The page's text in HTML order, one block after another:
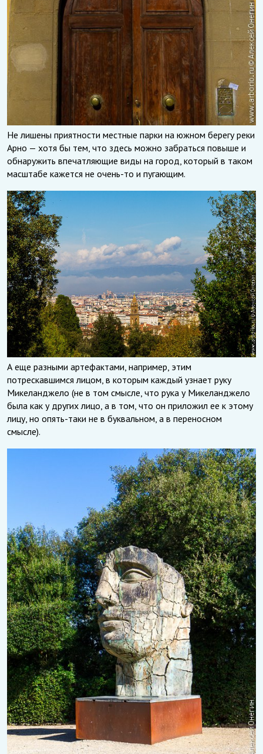
Не лишены приятности местные парки на южном берегу реки
Арно — хотя бы тем, что здесь можно забраться повыше и
обнаружить впечатляющие виды на город, который в таком
масштабе кажется не очень-то и пугающим.
А еще разными артефактами, например, этим
потрескавшимся лицом, в которым каждый узнает руку
Микеланджело (не в том смысле, что рука у Микеланджело
была как у других лицо, а в том, что он приложил ее к этому
лицу, но опять-таки не в буквальном, а в переносном
смысле).